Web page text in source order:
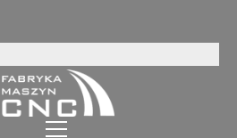
wenn der Typografiestil